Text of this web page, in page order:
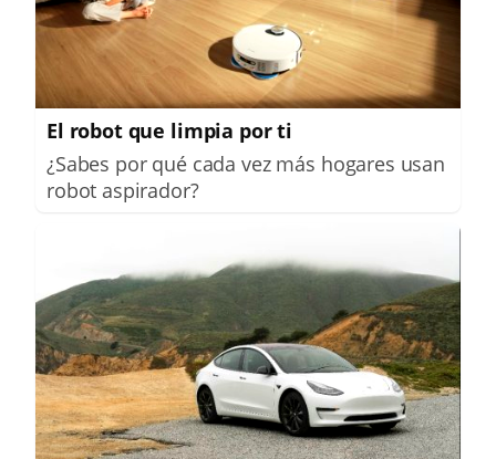
El robot que limpia por ti
¿Sabes por qué cada vez más hogares usan
robot aspirador?